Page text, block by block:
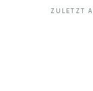
ZULETZT